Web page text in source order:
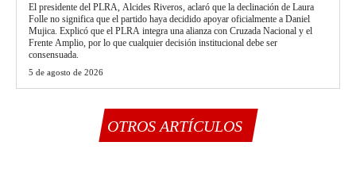
El presidente del PLRA, Alcides Riveros, aclaró que la declinación de Laura
Folle no significa que el partido haya decidido apoyar oficialmente a Daniel
Mujica. Explicó que el PLRA integra una alianza con Cruzada Nacional y el
Frente Amplio, por lo que cualquier decisión institucional debe ser
consensuada.
5 de agosto de 2026
OTROS ARTÍCULOS